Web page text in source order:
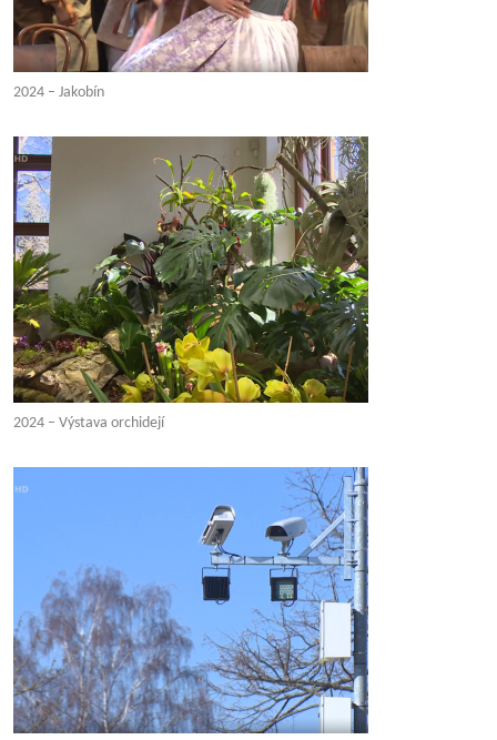
2024 – Jakobín
2024 – Výstava orchidejí